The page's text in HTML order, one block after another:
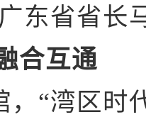
东省省长
合互通
“湾区时